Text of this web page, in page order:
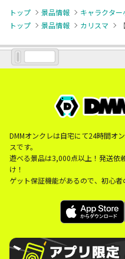
トップ 景品情報 キャラクター
トップ
景品情報 カリスマ
DMMオンクレは自宅にて24時間オ
スです。
遊べる景品は3,000点以上！発送依
け！
ゲット保証機能があるので、初心者